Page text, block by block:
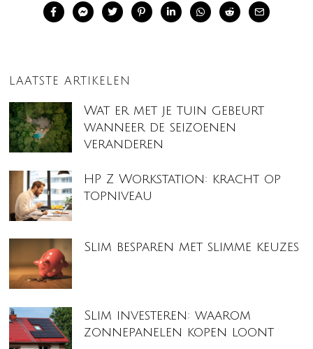
LAATSTE ARTIKELEN
Wat er met je tuin gebeurt
wanneer de seizoenen
veranderen
HP Z Workstation: kracht op
topniveau
Slim besparen met slimme keuzes
Slim investeren: waarom
zonnepanelen kopen loont